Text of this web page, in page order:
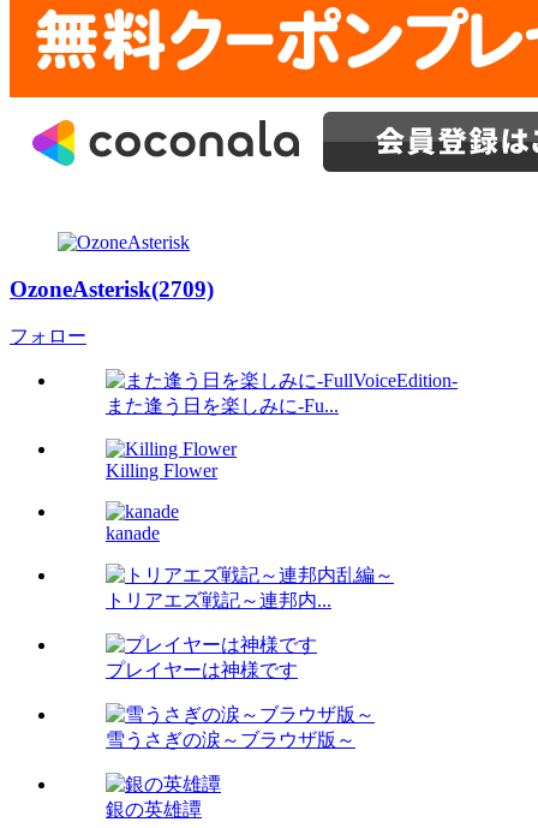
OzoneAsterisk(2709)
フォロー
また逢う日を楽しみに-Fu...
Killing Flower
kanade
トリアエズ戦記～連邦内...
プレイヤーは神様です
雪うさぎの涙～ブラウザ版～
銀の英雄譚